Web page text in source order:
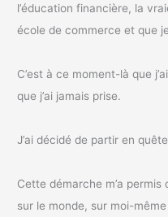
l’éducation financière, la
école de commerce et que
C’est à ce moment-là que
que j’ai jamais prise.
J’ai décidé de partir en
Cette démarche m’a
sur le monde, sur moi-